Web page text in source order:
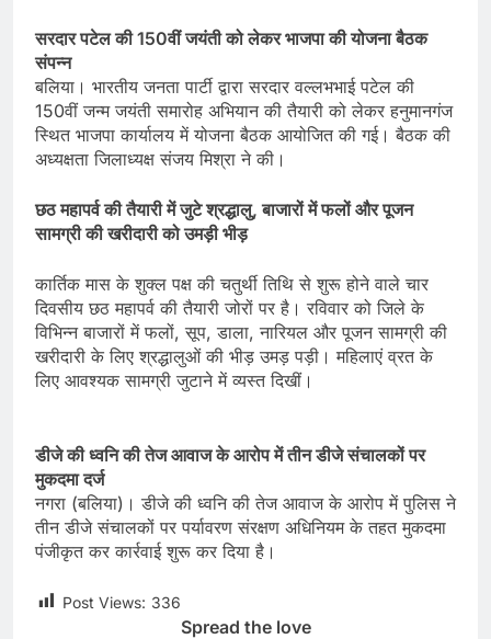
सरदार पटेल की 150वीं जयंती को लेकर भाजपा की योजना बैठक
संपन्न
बलिया। भारतीय जनता पार्टी द्वारा सरदार वल्लभभाई पटेल की
150वीं जन्म जयंती समारोह अभियान की तैयारी को लेकर हनुमानगंज
स्थित भाजपा कार्यालय में योजना बैठक आयोजित की गई। बैठक की
अध्यक्षता जिलाध्यक्ष संजय मिश्रा ने की।
छठ महापर्व की तैयारी में जुटे श्रद्धालु, बाजारों में फलों और पूजन
सामग्री की खरीदारी को उमड़ी भीड़
कार्तिक मास के शुक्ल पक्ष की चतुर्थी तिथि से शुरू होने वाले चार
दिवसीय छठ महापर्व की तैयारी जोरों पर है। रविवार को जिले के
विभिन्न बाजारों में फलों, सूप, डाला, नारियल और पूजन सामग्री की
खरीदारी के लिए श्रद्धालुओं की भीड़ उमड़ पड़ी। महिलाएं व्रत के
लिए आवश्यक सामग्री जुटाने में व्यस्त दिखीं।
डीजे की ध्वनि की तेज आवाज के आरोप में तीन डीजे संचालकों पर
मुकदमा दर्ज
नगरा (बलिया)। डीजे की ध्वनि की तेज आवाज के आरोप में पुलिस ने
तीन डीजे संचालकों पर पर्यावरण संरक्षण अधिनियम के तहत मुकदमा
पंजीकृत कर कार्रवाई शुरू कर दिया है।
Post Views: 336
Spread the love